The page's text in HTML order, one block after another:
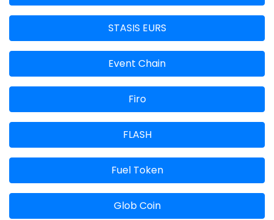
STASIS EURS
Event Chain
Firo
FLASH
Fuel Token
Glob Coin